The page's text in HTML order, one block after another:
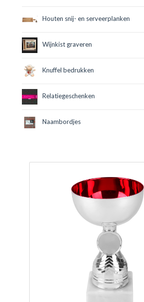
Houten snij- en serveerplanken
Wijnkist graveren
Knuffel bedrukken
Relatiegeschenken
Naambordjes